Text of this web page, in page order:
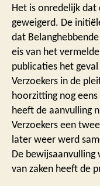
Het is onredelijk
geweigerd. De
dat
eis van het
publicaties het
Verzoekers in de
hoorzitting nog
heeft de aanvulling
Verzoekers een
later weer werd
De bewijsaanvulling
van zaken heeft de